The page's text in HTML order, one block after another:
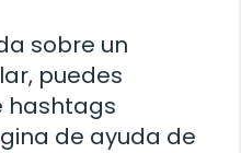
sobre un
puedes
hashtags
de ayuda de